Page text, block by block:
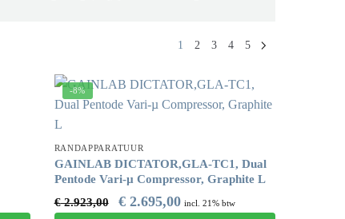
1 2 3 4 5
-8%
RANDAPPARATUUR
GAINLAB DICTATOR,GLA-TC1, Dual
Pentode Vari-µ Compressor, Graphite L
€2.923,00 €2.695,00 incl. 21% btw